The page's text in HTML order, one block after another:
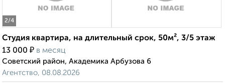
2/4
Студия квартира, на длительный срок, 50м², 3/5 этаж
13 000 ₽ в месяц
Советский район, Академика Арбузова 6
Агентство, 08.08.2026